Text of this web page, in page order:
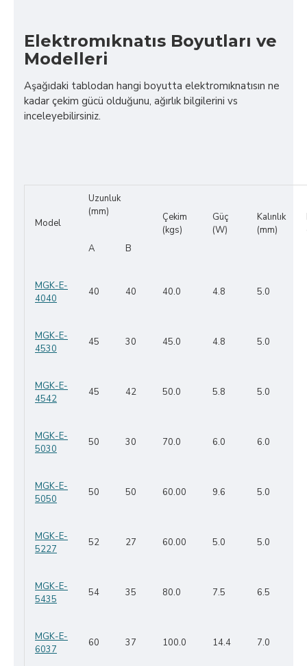
Elektromıknatıs Boyutları ve
Modelleri
Aşağıdaki tablodan hangi boyutta elektromıknatısın ne
kadar çekim gücü olduğunu, ağırlık bilgilerini vs
inceleyebilirsiniz.
Model
Uzunluk
(mm)
Çekim
(kgs)
Güç
(W)
Kalınlık
(mm)
A
B
MGK-E-
4040
40 40 40.0 4.8 5.0
MGK-E-
4530
45 30 45.0 4.8 5.0
MGK-E-
4542
45 42 50.0 5.8 5.0
MGK-E-
5030
50 30 70.0 6.0 6.0
MGK-E-
5050
50 50 60.00 9.6 5.0
MGK-E-
5227
52 27 60.00 5.0 5.0
MGK-E-
5435
54 35 80.0 7.5 6.5
MGK-E-
6037
60 37 100.0 14.4 7.0